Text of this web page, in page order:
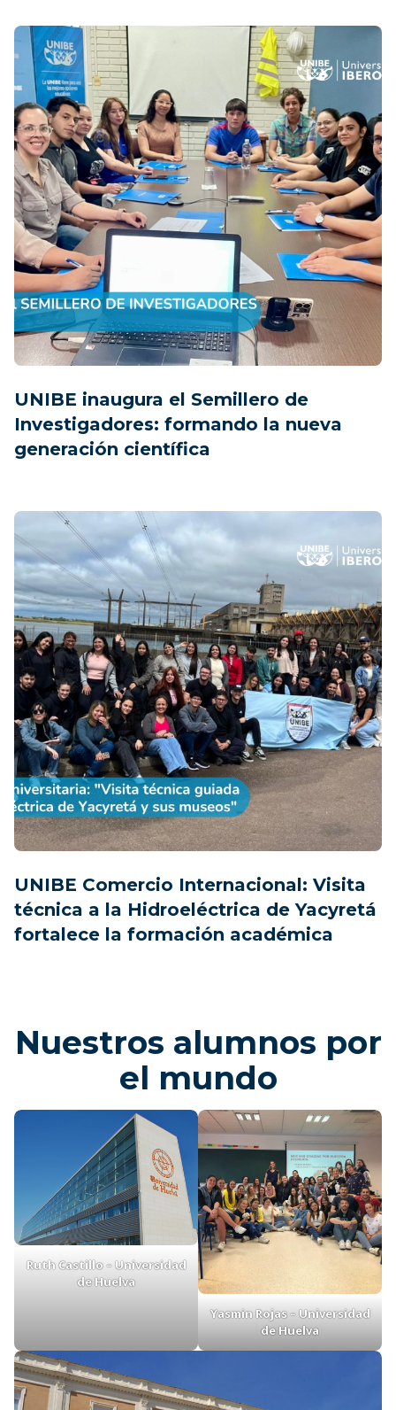
Liderando espacios de desarrollo
profesional para educadores del país
UNIBE inaugura el Semillero de
Investigadores: formando la nueva
generación científica
UNIBE Comercio Internacional: Visita
técnica a la Hidroeléctrica de Yacyretá
fortalece la formación académica
Nuestros alumnos por
el mundo